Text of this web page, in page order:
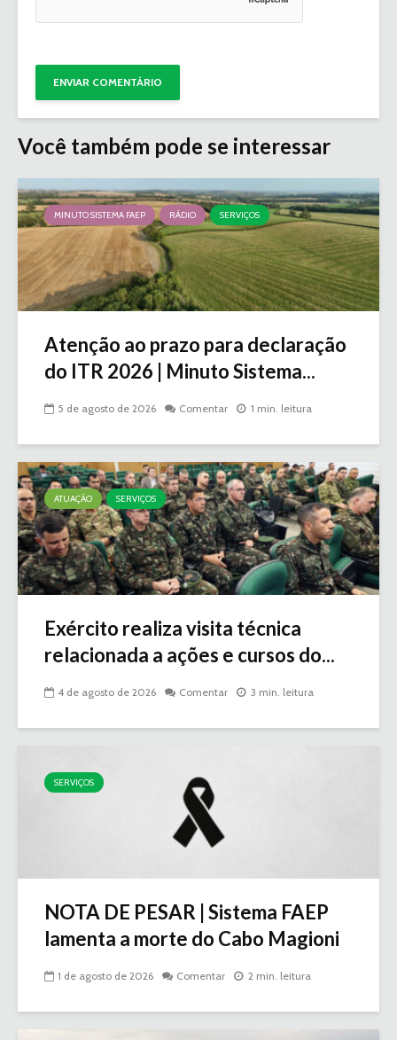
Você também pode se interessar
MINUTO SISTEMA FAEP RÁDIO SERVIÇOS
Atenção ao prazo para declaração
do ITR 2026 | Minuto Sistema...
5 de agosto de 2026 Comentar 1 min. leitura
ATUAÇÃO SERVIÇOS
Exército realiza visita técnica
relacionada a ações e cursos do...
4 de agosto de 2026 Comentar 3 min. leitura
SERVIÇOS
NOTA DE PESAR | Sistema FAEP
lamenta a morte do Cabo Magioni
1 de agosto de 2026 Comentar 2 min. leitura